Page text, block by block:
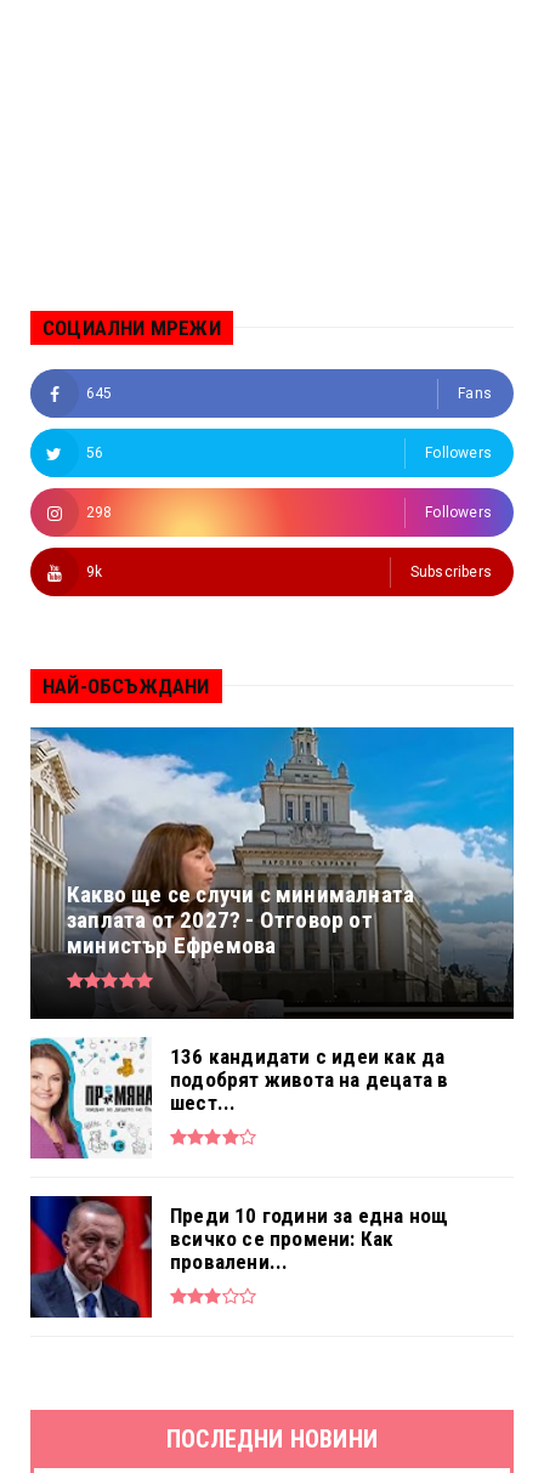
СОЦИАЛНИ МРЕЖИ
645 Fans
56 Followers
298 Followers
9k Subscribers
НАЙ-ОБСЪЖДАНИ
Какво ще се случи с минималната
заплата от 2027? - Отговор от
министър Ефремова
136 кандидати с идеи как да
подобрят живота на децата в
шест...
Преди 10 години за една нощ
всичко се промени: Как
провалени...
ПОСЛЕДНИ НОВИНИ